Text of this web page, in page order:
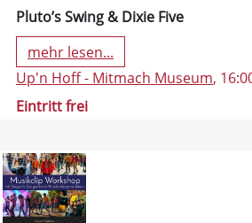
Pluto’s Swing & Dixie Five
mehr lesen...
Up'n Hoff - Mitmach Museum,
Eintritt frei